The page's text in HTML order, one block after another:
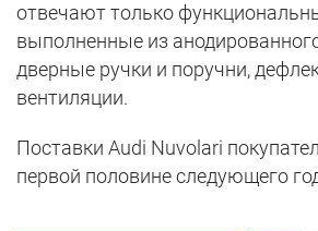
отвечают только
выполненные из
дверные ручки и поручни,
вентиляции.
Поставки Audi Nuvolari
первой половине следующего